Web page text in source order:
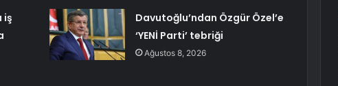
iş
Davutoğlu’ndan Özgür Özel’e
‘YENİ Parti’ tebriği
Ağustos 8, 2026